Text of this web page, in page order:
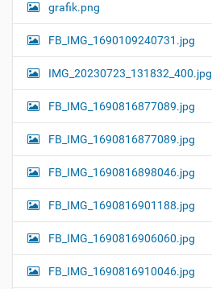
grafik.png
FB_IMG_1690109240731.jpg
IMG_20230723_131832_400.jpg
FB_IMG_1690816877089.jpg
FB_IMG_1690816877089.jpg
FB_IMG_1690816898046.jpg
FB_IMG_1690816901188.jpg
FB_IMG_1690816906060.jpg
FB_IMG_1690816910046.jpg